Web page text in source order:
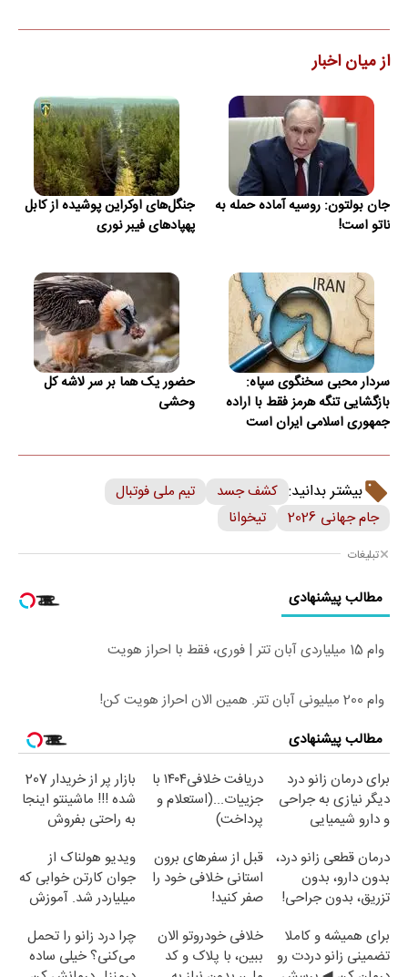
از میان اخبار
جان بولتون: روسیه آماده حمله به
ناتو است!
جنگل‌های اوکراین پوشیده از کابل
پهپادهای فیبر نوری
سردار محبی سخنگوی سپاه:
بازگشایی تنگه‌ هرمز فقط با اراده
جمهوری اسلامی ایران است
حضور یک هما بر سر لاشه‌ کل
وحشی
بیشتر بدانید: کشف جسد
تیم ملی فوتبال
جام جهانی 2026
تیخوانا
تبلیغات
مطالب پیشنهادی
وام 15 میلیاردی آبان تتر | فوری، فقط با احراز هویت
وام 200 میلیونی آبان تتر. همین الان احراز هویت کن!
مطالب پیشنهادی
برای درمان زانو درد
دیگر نیازی به جراحی
و دارو شیمیایی
دریافت خلافی۱۴۰۴ با
جزییات...(استعلام و
پرداخت)
بازار پر از خریدار 207
شده !!! ماشینتو اینجا
به راحتی بفروش
درمان قطعی زانو درد،
بدون دارو، بدون
تزریق، بدون جراحی!
قبل از سفرهای برون
استانی خلافی خود را
صفر کنید!
ویدیو هولناک از
جوان کارتن خوابی که
میلیاردر شد. آموزش
برای همیشه و کاملا
تضمینی زانو دردت رو
خلافی خودروتو الان
ببین، با پلاک و کد
چرا درد زانو را تحمل
می‌کنی؟ خیلی ساده